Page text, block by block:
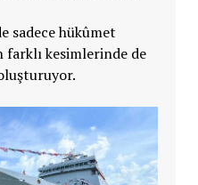
sadece hükûmet
kesimlerinde de